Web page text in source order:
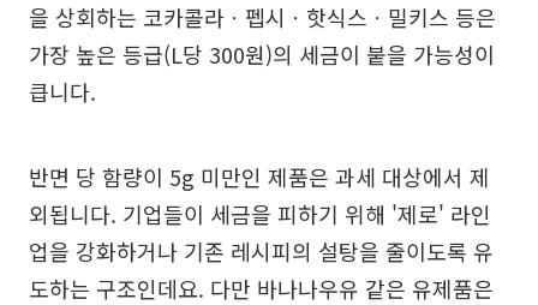
을 상회하는 코카콜라ㆍ펩시ㆍ핫식스ㆍ밀키스 등은
가장 높은 등급(L당 300원)의 세금이 붙을 가능성이
큽니다.
반면 당 함량이 5g 미만인 제품은 과세 대상에서 제
외됩니다. 기업들이 세금을 피하기 위해 '제로' 라인
업을 강화하거나 기존 레시피의 설탕을 줄이도록 유
도하는 구조인데요. 다만 바나나우유 같은 유제품은